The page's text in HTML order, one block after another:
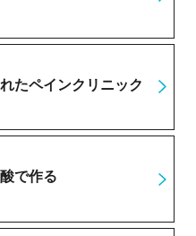
たペインクリニック
で作る